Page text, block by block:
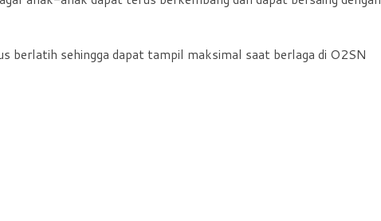
berlatih sehingga dapat tampil maksimal saat berlaga di O2SN